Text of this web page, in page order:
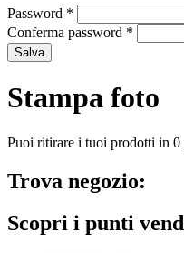
Password *
Conferma password *
Salva
Stampa foto
Puoi ritirare i tuoi prodotti in
Trova negozio:
Scopri i punti